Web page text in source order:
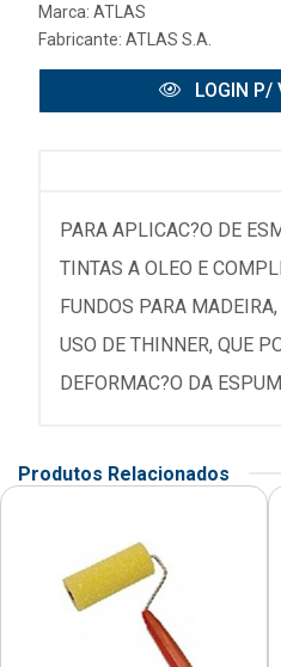
Marca: ATLAS
Fabricante: ATLAS S.A.
LOGIN P/
PARA APLICAC?O DE
TINTAS A OLEO E
FUNDOS PARA
USO DE THINNER, QUE
DEFORMAC?O DA
Produtos Relacionados